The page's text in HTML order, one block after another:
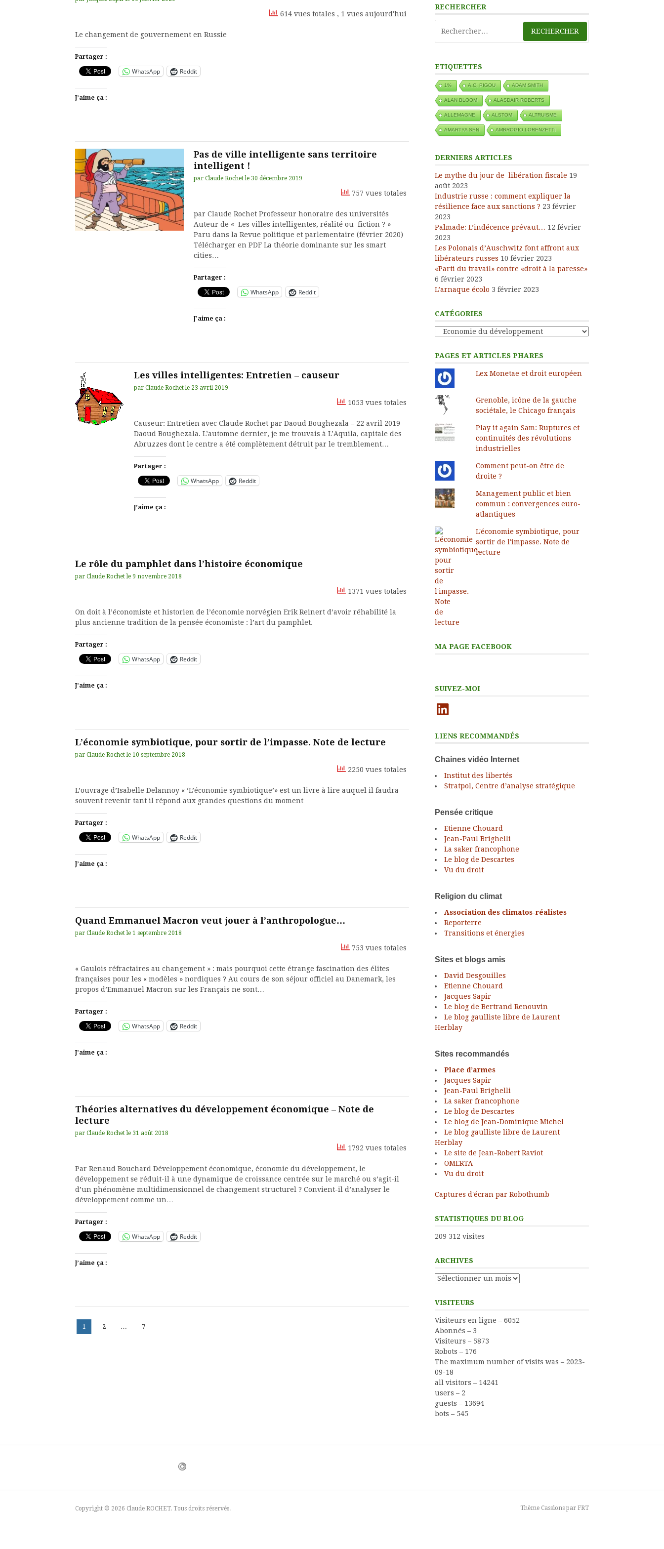
614 vues totales , 1 vues aujourd'hui
Le changement de gouvernement en Russie
Partager :
WhatsApp Reddit
J’aime ça :
Pas de ville intelligente sans territoire
intelligent !
par Claude Rochet le 30 décembre 2019
757 vues totales
par Claude Rochet Professeur honoraire des universités
Auteur de « Les villes intelligentes, réalité ou fiction ? »
Paru dans la Revue politique et parlementaire (février 2020)
Télécharger en PDF La théorie dominante sur les smart
cities…
Partager :
WhatsApp Reddit
J’aime ça :
Les villes intelligentes: Entretien – causeur
par Claude Rochet le 23 avril 2019
1053 vues totales
Causeur: Entretien avec Claude Rochet par Daoud Boughezala – 22 avril 2019
Daoud Boughezala. L’automne dernier, je me trouvais à L’Aquila, capitale des
Abruzzes dont le centre a été complètement détruit par le tremblement…
Partager :
WhatsApp Reddit
J’aime ça :
Le rôle du pamphlet dans l’histoire économique
par Claude Rochet le 9 novembre 2018
1371 vues totales
On doit à l’économiste et historien de l’économie norvégien Erik Reinert d’avoir réhabilité la
plus ancienne tradition de la pensée économiste : l’art du pamphlet.
Partager :
WhatsApp Reddit
J’aime ça :
L’économie symbiotique, pour sortir de l’impasse. Note de lecture
par Claude Rochet le 10 septembre 2018
2250 vues totales
L’ouvrage d’Isabelle Delannoy « ‘L’économie symbiotique’» est un livre à lire auquel il faudra
souvent revenir tant il répond aux grandes questions du moment
Partager :
WhatsApp Reddit
J’aime ça :
Quand Emmanuel Macron veut jouer à l’anthropologue…
par Claude Rochet le 1 septembre 2018
753 vues totales
« Gaulois réfractaires au changement » : mais pourquoi cette étrange fascination des élites
françaises pour les « modèles » nordiques ? Au cours de son séjour officiel au Danemark, les
propos d’Emmanuel Macron sur les Français ne sont…
Partager :
WhatsApp Reddit
J’aime ça :
Théories alternatives du développement économique – Note de
lecture
par Claude Rochet le 31 août 2018
1792 vues totales
Par Renaud Bouchard Développement économique, économie du développement, le
développement se réduit-il à une dynamique de croissance centrée sur le marché ou s’agit-il
d’un phénomène multidimensionnel de changement structurel ? Convient-il d’analyser le
développement comme un…
Partager :
WhatsApp Reddit
J’aime ça :
Pagination
des
Page
1 Page
2 … Page
7
RECHERCHER
ETIQUETTES
1% A.C. PIGOU ADAM SMITH
ALAN BLOOM ALASDAIR ROBERTS
ALLEMAGNE ALSTOM ALTRUISME
AMARTYA SEN AMBROGIO LORENZETTI
DERNIERS ARTICLES
Le mythe du jour de libération fiscale 19
août 2023
Industrie russe : comment expliquer la
résilience face aux sanctions ? 23 février
2023
Palmade: L’indécence prévaut… 12 février
2023
Les Polonais d’Auschwitz font affront aux
libérateurs russes 10 février 2023
«Parti du travail» contre «droit à la paresse»
6 février 2023
L’arnaque écolo 3 février 2023
CATÉGORIES
Catégories
PAGES ET ARTICLES PHARES
Lex Monetae et droit européen
Grenoble, icône de la gauche
sociétale, le Chicago français
Play it again Sam: Ruptures et
continuités des révolutions
industrielles
Comment peut-on être de
droite ?
Management public et bien
commun : convergences euro-
atlantiques
L'économie symbiotique, pour
sortir de l'impasse. Note de
lecture
MA PAGE FACEBOOK
SUIVEZ-MOI
LinkedIn
LIENS RECOMMANDÉS
Chaines vidéo Internet
Institut des libertés
Stratpol, Centre d’analyse stratégique
Pensée critique
Etienne Chouard
Jean-Paul Brighelli
La saker francophone
Le blog de Descartes
Vu du droit
Religion du climat
Association des climatos-réalistes
Reporterre
Transitions et énergies
Sites et blogs amis
David Desgouilles
Etienne Chouard
Jacques Sapir
Le blog de Bertrand Renouvin
Le blog gaulliste libre de Laurent
Herblay
Sites recommandés
Place d’armes
Jacques Sapir
Jean-Paul Brighelli
La saker francophone
Le blog de Descartes
Le blog de Jean-Dominique Michel
Le blog gaulliste libre de Laurent
Herblay
Le site de Jean-Robert Raviot
OMERTA
Vu du droit
Captures d'écran par Robothumb
STATISTIQUES DU BLOG
209 312 visites
ARCHIVES
Archives
VISITEURS
Visiteurs en ligne – 6052
Abonnés – 3
Visiteurs – 5873
Robots – 176
The maximum number of visits was – 2023-
09-18
all visitors – 14241
users – 2
guests – 13694
bots – 545
Copyright © 2026 Claude ROCHET. Tous droits réservés. Thème Cassions par FRT